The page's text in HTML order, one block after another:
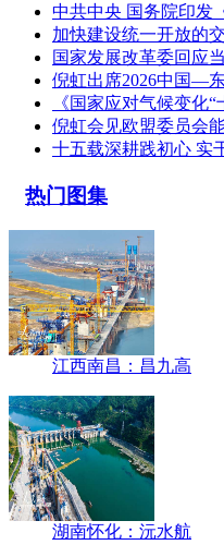
中共中央 国务院印发
加快建设统一开放的
国家发展改革委回应
倪虹出席2026中国—
《国家应对气候变化
倪虹会见欧盟委员会
十五载深耕践初心 实
热门图集
江西南昌：昌九高
湖南怀化：沅水航